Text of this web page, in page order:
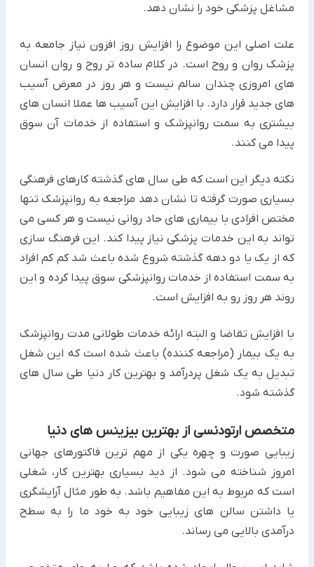
مشاغل پزشکی خود را نشان دهد.
علت اصلی این موضوع را افزایش روز افزون نیاز جامعه به
پزشک روان و روح است. در کلام ساده تر روح و روان انسان
های امروزی چندان سالم نیست و هر روز در معرض آسیب
های جدید قرار دارد. با افزایش این آسیب ها عملا انسان های
بیشتری به سمت روانپزشک و استفاده از خدمات آن سوق
پیدا می کنند.
نکته دیگر این است که طی سال های گذشته کارهای فرهنگی
بسیاری صورت گرفته تا نشان دهد مراجعه به روانپزشک تنها
مختص افرادی با بیماری های حاد روانی نیست و هر کسی می
تواند به این خدمات پزشکی نیاز پیدا کند. این فرهنگ سازی
که از یک یا دو دهه گذشته شروع شده باعث شد کم کم افراد
به سمت استفاده از خدمات روانپزشکی سوق پیدا کرده و این
روند هر روز رو به افزایش است.
با افزایش تقاضا و البته ارائه خدمات طولانی مدت روانپزشک
به یک بیمار (مراجعه کننده) باعث شده است که این شغل
تبدیل به یک شغل پردرآمد و بهترین کار دنیا طی سال های
گذشته شود.
متخصص ارتودنسی از بهترین بیزینس های دنیا
زیبایی صورت و چهره یکی از مهم ترین فاکتورهای جهانی
امروز شناخته می شود. از دید بسیاری بهترین کار، شغلی
است که مربوط به این مفاهیم باشد. به طور مثال آرایشگری
یا داشتن سالن های زیبایی خود به خود ما را به سطح
درآمدی بالایی می رساند.